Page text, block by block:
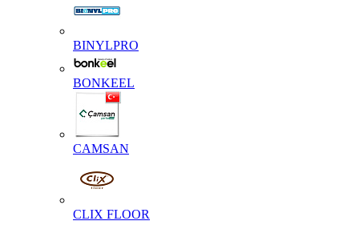
BINYLPRO
BONKEEL
CAMSAN
CLIX FLOOR